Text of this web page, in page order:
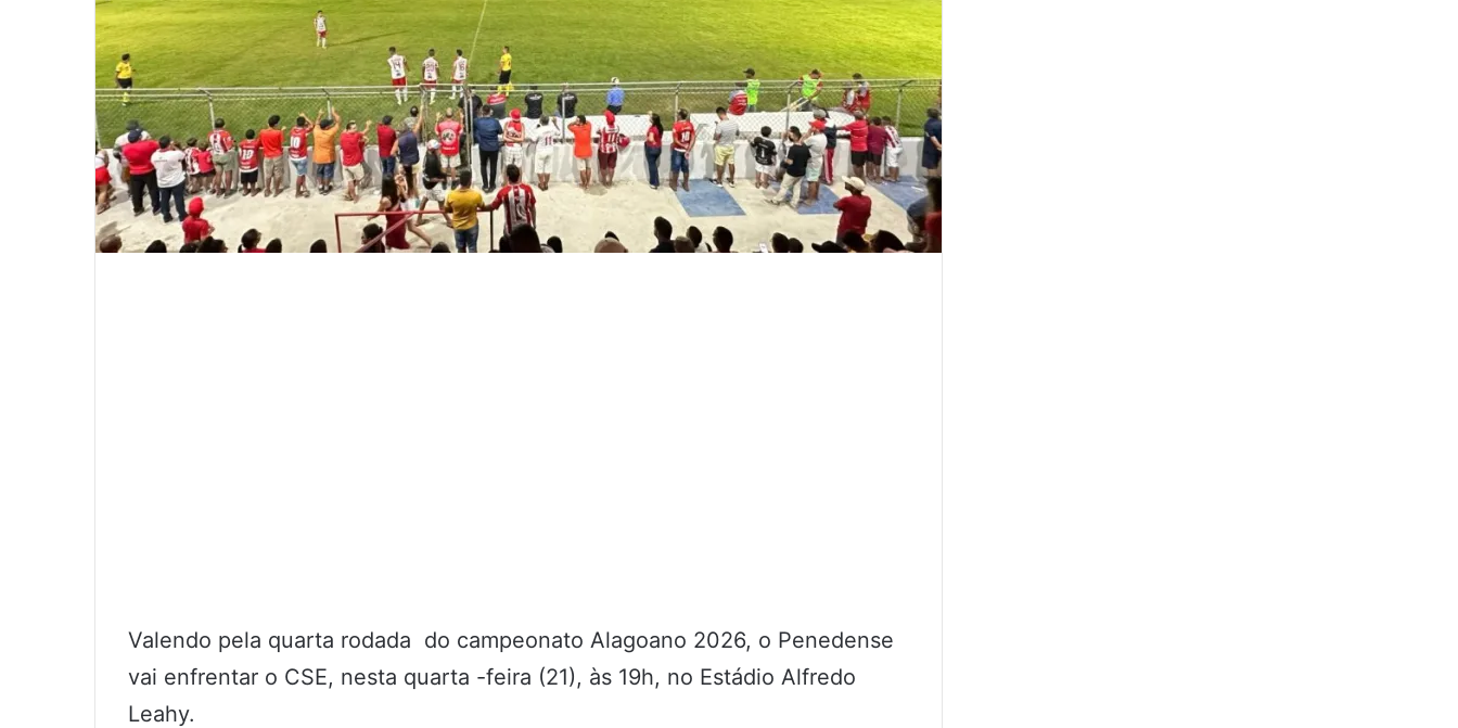
Valendo pela quarta rodada do campeonato Alagoano 2026, o Penedense
vai enfrentar o CSE, nesta quarta -feira (21), às 19h, no Estádio Alfredo
Leahy.